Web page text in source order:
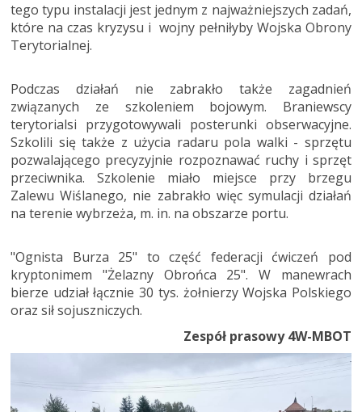
tego typu instalacji jest jednym z najważniejszych zadań,
które na czas kryzysu i wojny pełniłyby Wojska Obrony
Terytorialnej.
Podczas działań nie zabrakło także zagadnień
związanych ze szkoleniem bojowym. Braniewscy
terytorialsi przygotowywali posterunki obserwacyjne.
Szkolili się także z użycia radaru pola walki - sprzętu
pozwalającego precyzyjnie rozpoznawać ruchy i sprzęt
przeciwnika. Szkolenie miało miejsce przy brzegu
Zalewu Wiślanego, nie zabrakło więc symulacji działań
na terenie wybrzeża, m. in. na obszarze portu.
"Ognista Burza 25" to część federacji ćwiczeń pod
kryptonimem "Żelazny Obrońca 25". W manewrach
bierze udział łącznie 30 tys. żołnierzy Wojska Polskiego
oraz sił sojuszniczych.
Zespół prasowy 4W-MBOT